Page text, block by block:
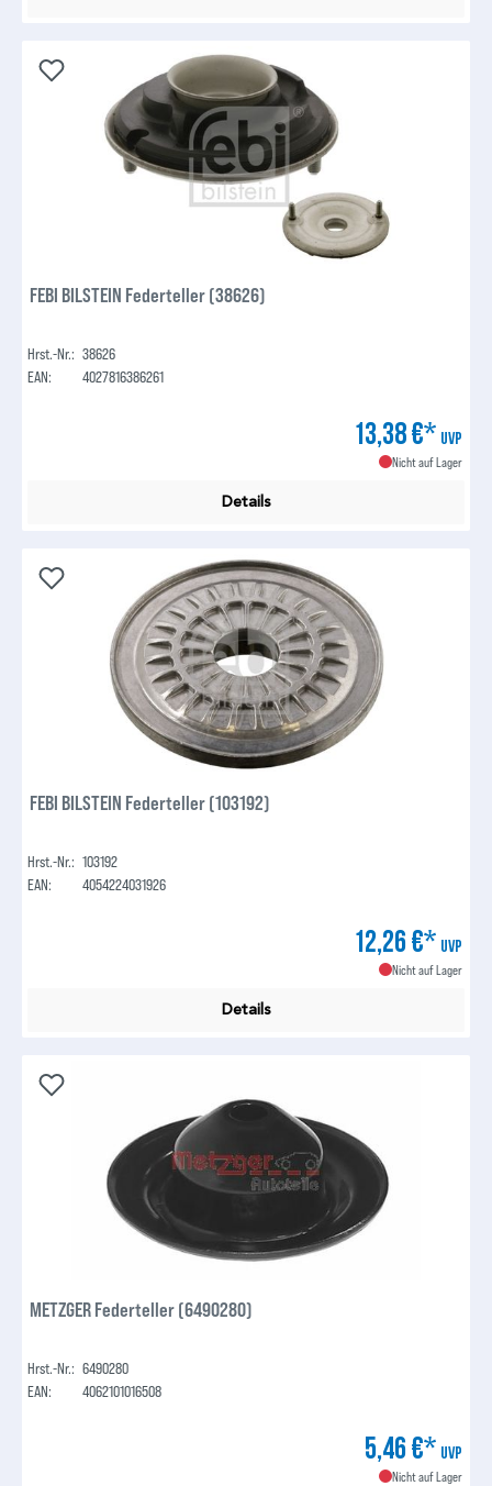
FEBI BILSTEIN Federteller (38626)
Hrst.-Nr.: 38626
EAN:
4027816386261
13,38 €* UVP
Nicht auf Lager
Details
FEBI BILSTEIN Federteller (103192)
Hrst.-Nr.: 103192
EAN:
4054224031926
12,26 €* UVP
Nicht auf Lager
Details
METZGER Federteller (6490280)
Hrst.-Nr.: 6490280
EAN:
4062101016508
5,46 €* UVP
Nicht auf Lager